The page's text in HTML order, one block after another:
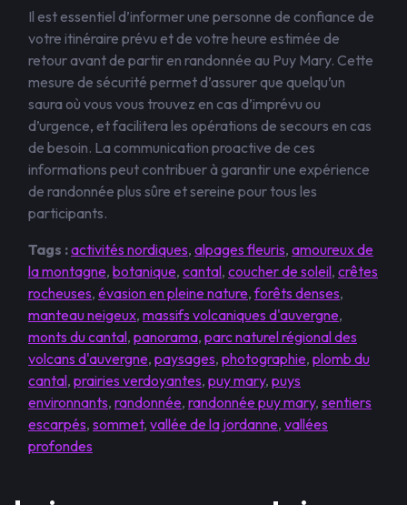
Il est essentiel d’informer une personne de confiance de
votre itinéraire prévu et de votre heure estimée de
retour avant de partir en randonnée au Puy Mary. Cette
mesure de sécurité permet d’assurer que quelqu’un
saura où vous vous trouvez en cas d’imprévu ou
d’urgence, et facilitera les opérations de secours en cas
de besoin. La communication proactive de ces
informations peut contribuer à garantir une expérience
de randonnée plus sûre et sereine pour tous les
participants.
Tags :activités nordiques, alpages fleuris, amoureux de
la montagne, botanique, cantal, coucher de soleil, crêtes
rocheuses, évasion en pleine nature,forêts denses,
manteau neigeux, massifs volcaniques d'auvergne,
monts du cantal, panorama, parc naturel régional des
volcans d'auvergne, paysages, photographie, plomb du
cantal, prairies verdoyantes, puy mary, puys
environnants, randonnée, randonnée puy mary, sentiers
escarpés, sommet, vallée de la jordanne, vallées
profondes